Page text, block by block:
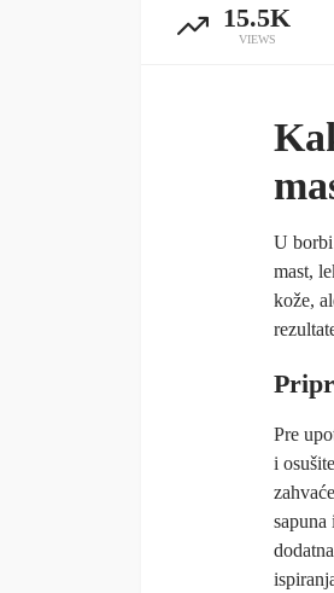
15.5K
VIEWS
U
mast,
kože,
Pre
i
sapuna